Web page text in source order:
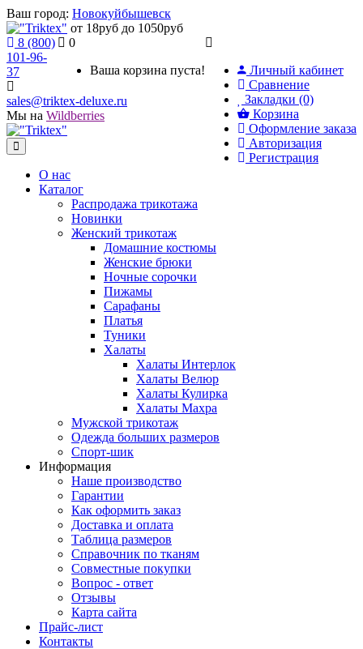
Ваш город: Новокуйбышевск
от 18руб до 1050руб
Личный кабинет
Сравнение
Закладки (0)
Корзина
Оформление заказа
Авторизация
Регистрация
0
Ваша корзина пуста!
8 (800)
101-96-
37
sales@triktex-deluxe.ru
Мы на Wildberries
О нас
Каталог
Распродажа трикотажа
Новинки
Женский трикотаж
Домашние костюмы
Женские брюки
Ночные сорочки
Пижамы
Сарафаны
Платья
Туники
Халаты
Халаты Интерлок
Халаты Велюр
Халаты Кулирка
Халаты Махра
Мужской трикотаж
Одежда больших размеров
Спорт-шик
Информация
Наше производство
Гарантии
Как оформить заказ
Доставка и оплата
Таблица размеров
Справочник по тканям
Совместные покупки
Вопрос - ответ
Отзывы
Карта сайта
Прайс-лист
Контакты